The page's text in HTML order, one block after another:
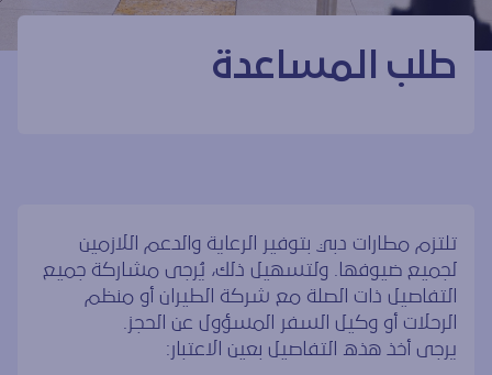
طلب المساعدة
تلتزم مطارات دبي بتوفير الرعاية والدعم اللازمين
لجميع ضيوفها. ولتسهيل ذلك، يُرجى مشاركة جميع
التفاصيل ذات الصلة مع شركة الطيران أو منظم
الرحلات أو وكيل السفر المسؤول عن الحجز.
يرجى أخذ هذه التفاصيل بعين الاعتبار: